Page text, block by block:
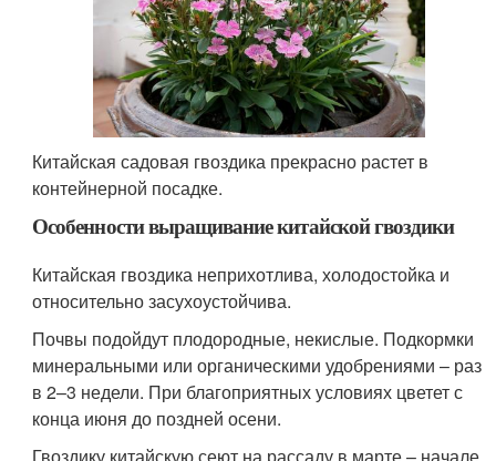
Китайская садовая гвоздика прекрасно растет в
контейнерной посадке.
Особенности выращивание китайской гвоздики
Китайская гвоздика неприхотлива, холодостойка и
относительно засухоустойчива.
Почвы подойдут плодородные, некислые. Подкормки
минеральными или органическими удобрениями – раз
в 2–3 недели. При благоприятных условиях цветет с
конца июня до поздней осени.
Гвоздику китайскую сеют на рассаду в марте – начале